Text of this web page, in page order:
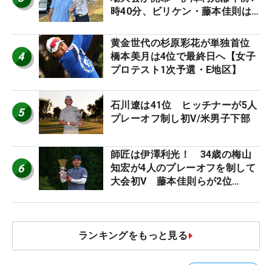
時40分、ビリケン・藤本佳則は
STAGE JOYX OPEN】
4
黄金世代の杉原彩花が単独首位
橋本美月は4位で最終日へ【女子
プロテスト1次予選・E地区】
5
石川遼は41位 ヒッチナーが5人
プレーオフ制し初V/米男子下部
6
師匠は伊澤利光！ 34歳の梅山
知宏が4人のプレーオフを制して
大会初V 藤本佳則らが2位
ランキングをもっと見る